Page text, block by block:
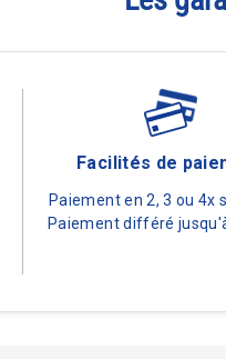
Facilités de
Paiement en 2, 3 ou 4x
Paiement différé